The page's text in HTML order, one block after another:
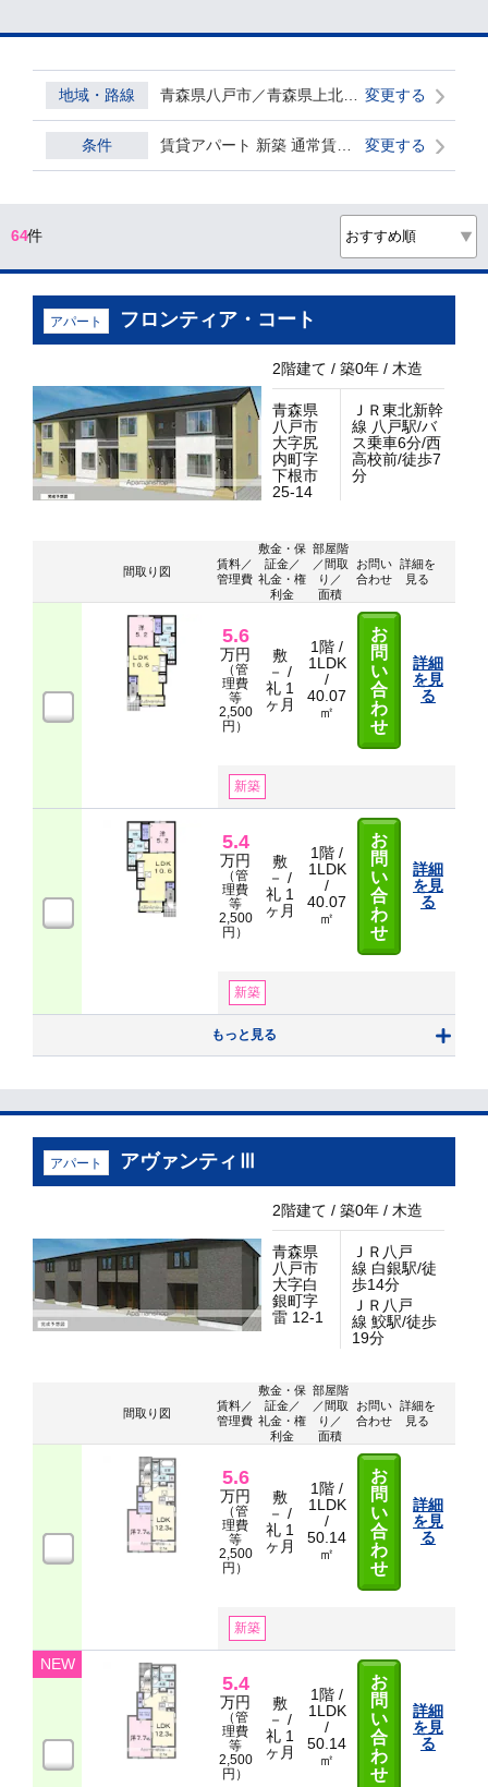
地域・路線 変更する
条件 変更する
64件
アパート フロンティア・コート
2階建て / 築0年 / 木造
青森県
八戸市
大字尻
内町字
下根市
25-14
ＪＲ東北新幹
線 八戸駅/バ
ス乗車6分/西
高校前/徒歩7
分
間取り図
賃料／
管理費
敷金・保
証金／
礼金・権
利金
部屋階
／間取
り／
面積
お問い
合わせ
詳細を
見る
5.6
万円
（管
理費
等
2,500
円）
敷
－ /
礼 1
ヶ月
1階 /
1LDK
/
40.07
㎡
お
問
い
合
わ
せ
詳細
を見
る
新築
5.4
万円
（管
理費
等
2,500
円）
敷
－ /
礼 1
ヶ月
1階 /
1LDK
/
40.07
㎡
お
問
い
合
わ
せ
詳細
を見
る
新築
もっと見る
アパート アヴァンティⅢ
2階建て / 築0年 / 木造
青森県
八戸市
大字白
銀町字
雷 12-1
ＪＲ八戸
線 白銀駅/徒
歩14分
ＪＲ八戸
線 鮫駅/徒歩
19分
間取り図
賃料／
管理費
敷金・保
証金／
礼金・権
利金
部屋階
／間取
り／
面積
お問い
合わせ
詳細を
見る
5.6
万円
（管
理費
等
2,500
円）
敷
－ /
礼 1
ヶ月
1階 /
1LDK
/
50.14
㎡
お
問
い
合
わ
せ
詳細
を見
る
新築
NEW
5.4
万円
（管
理費
等
2,500
円）
敷
－ /
礼 1
ヶ月
1階 /
1LDK
/
50.14
㎡
お
問
い
合
わ
せ
詳細
を見
る